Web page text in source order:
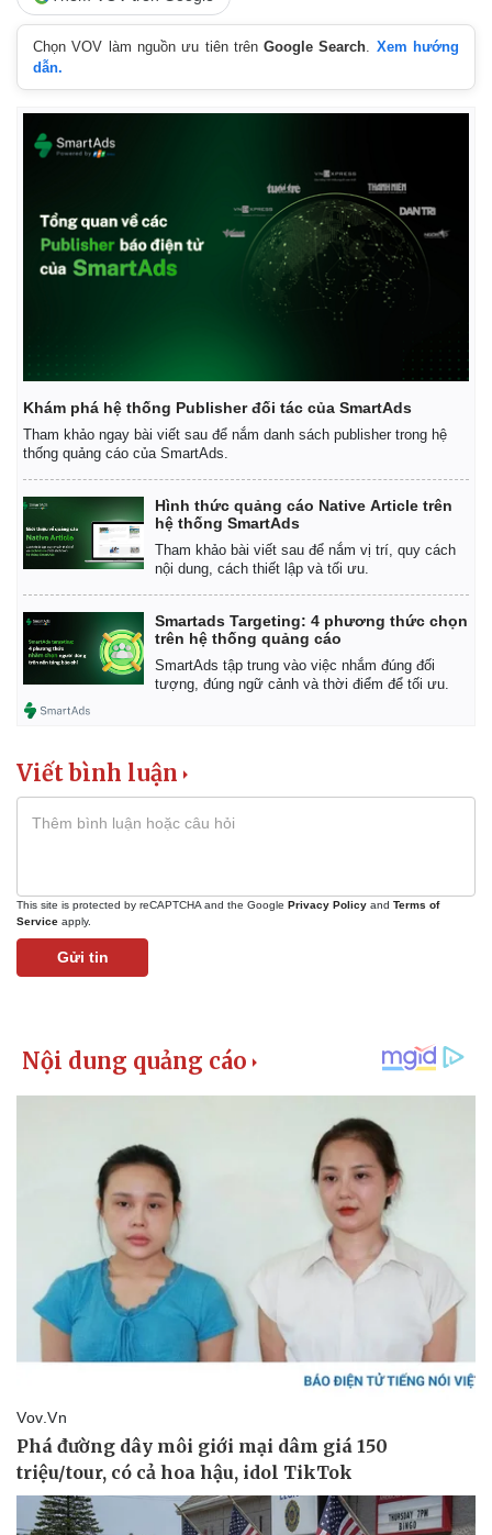
Thể thao
Bóng đá
Lịch thi đấu bóng đá
Thế giới thể thao
Xe máy
Tư vấn
Doanh nghiệp
Thông tin doanh nghiệp
Doanh nghiệp 24h
Doanh nhân
Công nghệ
Sành điệu
Tin Công nghệ
Trải nghiệm
Chuyển đổi số
Chọn VOV làm nguồn ưu tiên trênGoogle Search. Xem hướng
dẫn.
Khám phá hệ thống Publisher đối tác của SmartAds
Tham khảo ngay bài viết sau để nắm danh sách publisher trong hệ
thống quảng cáo của SmartAds.
Hình thức quảng cáo Native Article trên
hệ thống SmartAds
Tham khảo bài viết sau để nắm vị trí, quy cách
nội dung, cách thiết lập và tối ưu.
Smartads Targeting: 4 phương thức chọn
trên hệ thống quảng cáo
SmartAds tập trung vào việc nhắm đúng đối
tượng, đúng ngữ cảnh và thời điểm để tối ưu.
Viết bình luận
This site is protected by reCAPTCHA and the Google Privacy Policy and Terms of
Service apply.
Gửi tin